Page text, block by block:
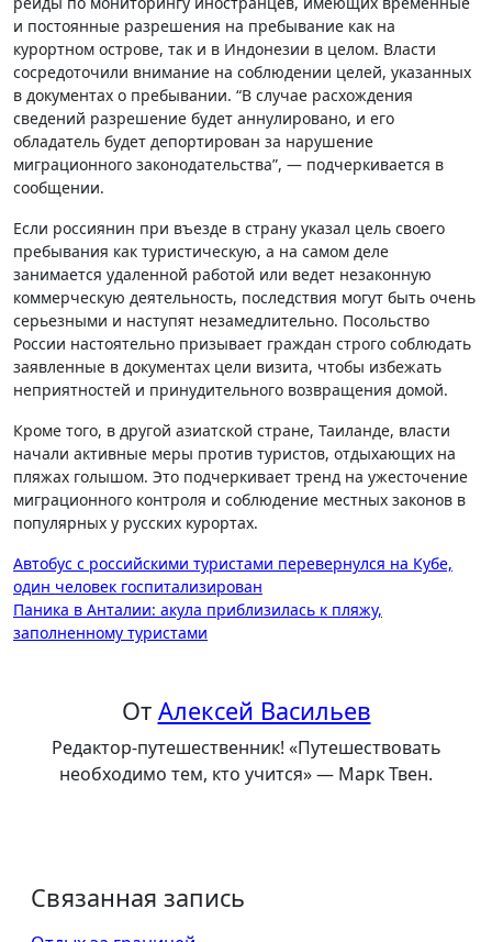
и постоянные разрешения на пребывание как на
курортном острове, так и в Индонезии в целом. Власти
сосредоточили внимание на соблюдении целей, указанных
в документах о пребывании. “В случае расхождения
сведений разрешение будет аннулировано, и его
обладатель будет депортирован за нарушение
миграционного законодательства”, — подчеркивается в
сообщении.
Если россиянин при въезде в страну указал цель своего
пребывания как туристическую, а на самом деле
занимается удаленной работой или ведет незаконную
коммерческую деятельность, последствия могут быть очень
серьезными и наступят незамедлительно. Посольство
России настоятельно призывает граждан строго соблюдать
заявленные в документах цели визита, чтобы избежать
неприятностей и принудительного возвращения домой.
Кроме того, в другой азиатской стране, Таиланде, власти
начали активные меры против туристов, отдыхающих на
пляжах голышом. Это подчеркивает тренд на ужесточение
миграционного контроля и соблюдение местных законов в
популярных у русских курортах.
Навигация
по
записям
Автобус с российскими туристами перевернулся на Кубе,
один человек госпитализирован
Паника в Анталии: акула приблизилась к пляжу,
заполненному туристами
От Алексей Васильев
Редактор-путешественник! «Путешествовать
необходимо тем, кто учится» — Марк Твен.
Связанная запись